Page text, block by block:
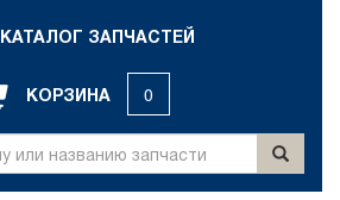
КАТАЛОГ ЗАПЧАСТЕЙ
КОРЗИНА 0